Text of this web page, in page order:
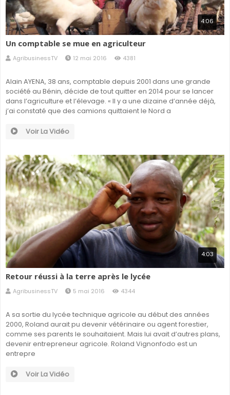
4:06
Un comptable se mue en agriculteur
AgribusinessTV 12 mai 2016 4381
Alain AYENA, 38 ans, comptable depuis 2001 dans une grande
société au Bénin, décide de tout quitter en 2014 pour se lancer
dans l’agriculture et l’élevage. « Il y a une dizaine d’année déjà,
j’ai constaté que des camions quittaient le Nord a
Voir La Vidéo
4:03
Retour réussi à la terre après le lycée
AgribusinessTV 5 mai 2016 4344
A sa sortie du lycée technique agricole au début des années
2000, Roland aurait pu devenir vétérinaire ou agent forestier,
comme ses parents le souhaitaient. Mais lui avait d’autres plans,
devenir entrepreneur agricole. Roland Vignonfodo est un
entrepre
Voir La Vidéo